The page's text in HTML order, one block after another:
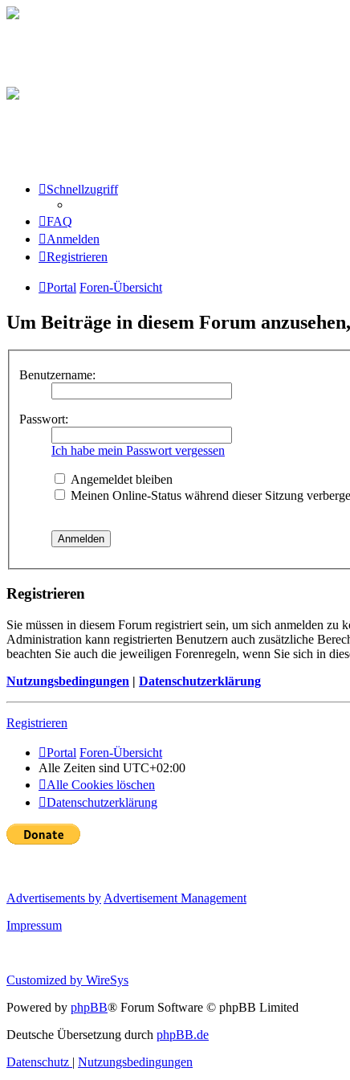
Schnellzugriff
FAQ
Anmelden
Registrieren
Portal Foren-Übersicht
Um Beiträge in diesem Forum
Benutzername:
Passwort:
Ich habe mein Passwort vergessen
Angemeldet bleiben
Meinen Online-Status während dieser Sitzung
Registrieren
Sie müssen in diesem Forum registriert sein, um sich anmelden
Administration kann registrierten Benutzern auch zusätzliche
beachten Sie auch die jeweiligen Forenregeln, wenn Sie sich in
Nutzungsbedingungen | Datenschutzerklärung
Registrieren
Portal Foren-Übersicht
Alle Zeiten sind UTC+02:00
Alle Cookies löschen
Datenschutzerklärung
Advertisements by Advertisement Management
Impressum
Customized by WireSys
Powered by phpBB® Forum Software © phpBB Limited
Deutsche Übersetzung durch phpBB.de
Datenschutz | Nutzungsbedingungen